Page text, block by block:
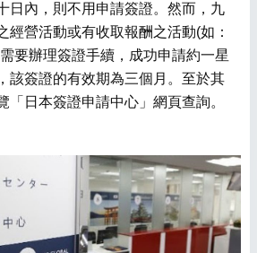
日內，則不用申請簽證。然而，九
經營活動或有收取報酬之活動(如：
要辦理簽證手續，成功申請約一星
該簽證的有效期為三個月。至於其
「日本簽證申請中心」網頁查詢。